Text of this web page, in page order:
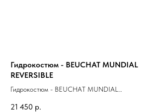
Гидрокостюм - BEUCHAT MUNDIAL
REVERSIBLE
Гидрокостюм - BEUCHAT MUNDIAL
21 450 р.